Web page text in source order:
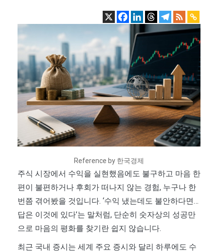
Reference by 한국경제
주식 시장에서 수익을 실현했음에도 불구하고 마음 한
편이 불편하거나 후회가 떠나지 않는 경험, 누구나 한
번쯤 겪어봤을 것입니다. ‘수익 냈는데도 불안하다면…
답은 이것에 있다’는 말처럼, 단순히 숫자상의 성공만
으로 마음의 평화를 찾기란 쉽지 않습니다.
최근 국내 증시는 세계 주요 증시와 달리 하루에도 수